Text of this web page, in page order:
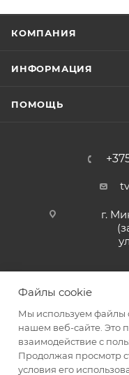
КОМПАНИЯ
ИНФОРМАЦИЯ
ПОМОЩЬ
г.
Файлы cookie
Мы используем файлы
нашем веб-сайте. Это
взаимодействие с
Продолжая просмотр
условия его